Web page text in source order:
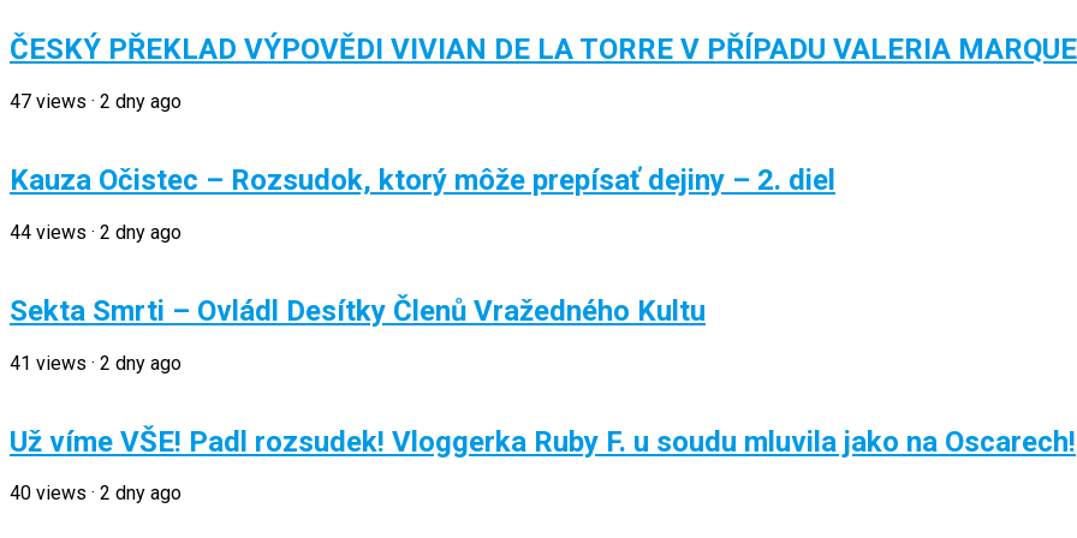
ČESKÝ PŘEKLAD VÝPOVĚDI VIVIAN DE LA TORRE V PŘÍPADU VALERIA
47 views · 2 dny ago
Kauza Očistec – Rozsudok, ktorý môže prepísať dejiny – 2. diel
44 views · 2 dny ago
Sekta Smrti – Ovládl Desítky Členů Vražedného Kultu
41 views · 2 dny ago
Už víme VŠE! Padl rozsudek! Vloggerka Ruby F. u soudu mluvila jako na Oscarech!
40 views · 2 dny ago